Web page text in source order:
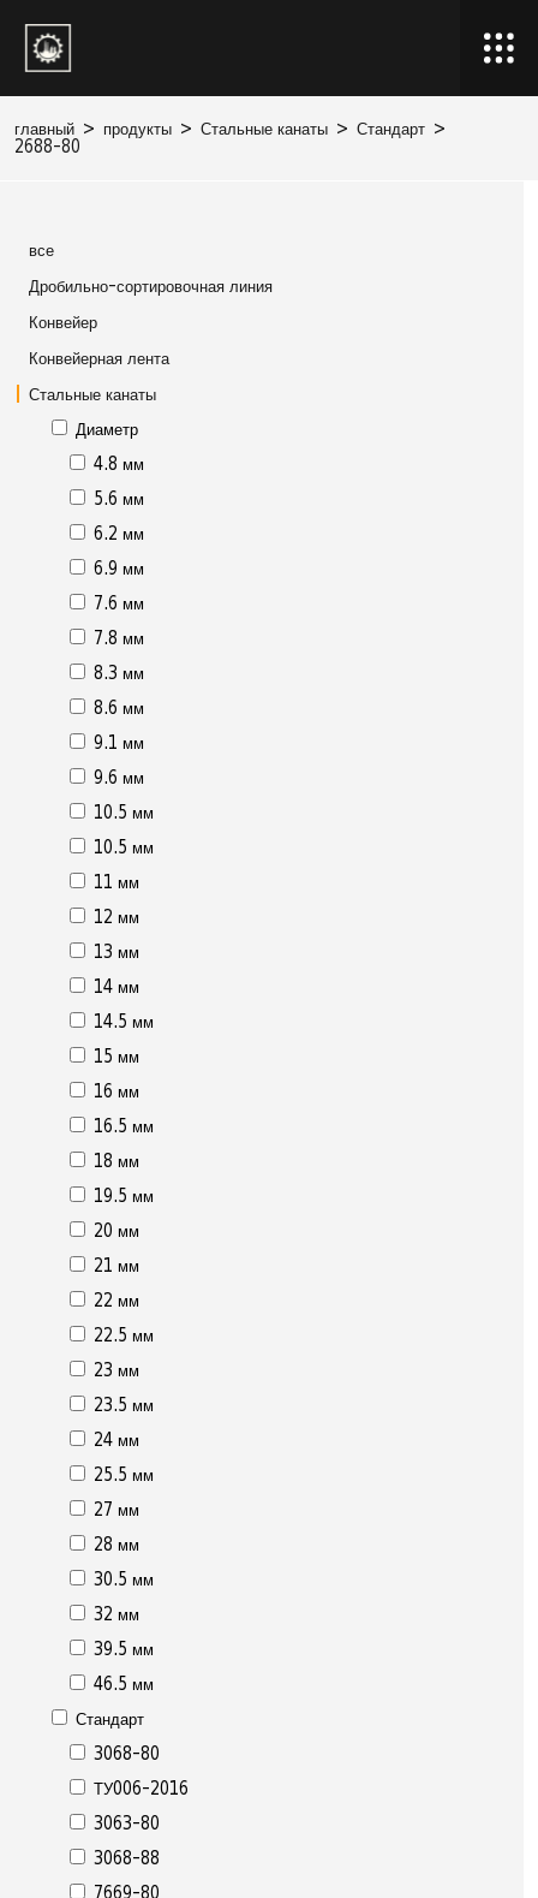
главный > продукты > Стальные канаты > Стандарт >
2688-80
все
Дробильно-сортировочная линия
Конвейер
Конвейерная лента
Стальные канаты
Диаметр
4.8 мм
5.6 мм
6.2 мм
6.9 мм
7.6 мм
7.8 мм
8.3 мм
8.6 мм
9.1 мм
9.6 мм
10.5 мм
10.5 мм
11 мм
12 мм
13 мм
14 мм
14.5 мм
15 мм
16 мм
16.5 мм
18 мм
19.5 мм
20 мм
21 мм
22 мм
22.5 мм
23 мм
23.5 мм
24 мм
25.5 мм
27 мм
28 мм
30.5 мм
32 мм
39.5 мм
46.5 мм
Стандарт
3068-80
ТУ006-2016
3063-80
3068-88
7669-80